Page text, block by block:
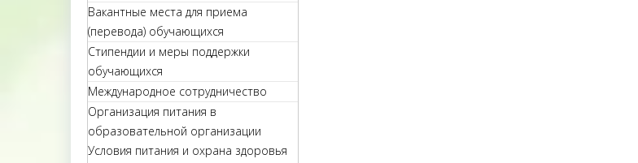
Вакантные места для приема
(перевода) обучающихся
Стипендии и меры поддержки
обучающихся
Международное сотрудничество
Организация питания в
образовательной организации
Условия питания и охрана здоровья